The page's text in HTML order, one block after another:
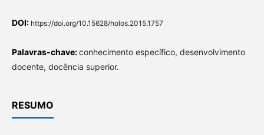
DOI: https://doi.org/10.15628/holos.2015.1757
Palavras-chave:conhecimento específico, desenvolvimento
docente, docência superior.
RESUMO